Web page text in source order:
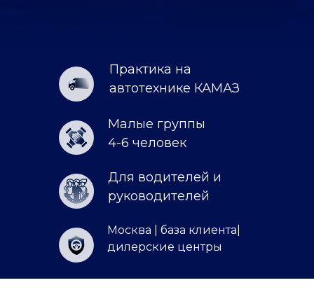
Практика на
автотехнике КАМАЗ
Для водителей и
руководителей
Малые группы
4-6 человек
Москва | база клиента|
дилерские центры